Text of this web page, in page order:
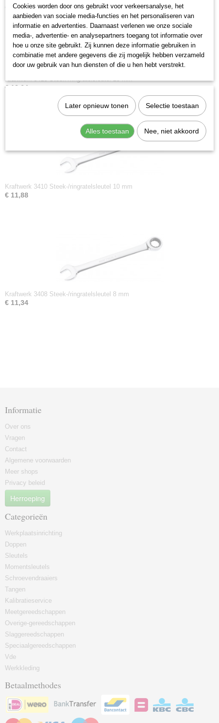
Ook interessant
Kraftwerk 3413 Steek-/ringratelsleutel 13 mm
€ 13,04
Kraftwerk 3410 Steek-/ringratelsleutel 10 mm
€ 11,88
Kraftwerk 3408 Steek-/ringratelsleutel 8 mm
€ 11,34
Informatie
Over ons
Vragen
Contact
Algemene voorwaarden
Meer shops
Privacy beleid
Herroeping
Categorieën
Werkplaatsinrichting
Doppen
Sleutels
Momentsleutels
Schroevendraaiers
Tangen
Kalibratieservice
Meetgereedschappen
Overige-gereedschappen
Slaggereedschappen
Speciaalgereedschappen
Vde
Werkkleding
Betaalmethodes
Cookies worden door ons gebruikt voor verkeersanalyse, het
aanbieden van sociale media-functies en het personaliseren van
informatie en advertenties. Daarnaast verlenen we onze sociale
media-, advertentie- en analysepartners toegang tot informatie over
hoe u onze site gebruikt. Zij kunnen deze informatie gebruiken in
combinatie met andere gegevens die zij mogelijk hebben verzameld
door uw gebruik van hun diensten of die u hen hebt verstrekt.
Later opnieuw tonen Selectie toestaan
Alles toestaan Nee, niet akkoord